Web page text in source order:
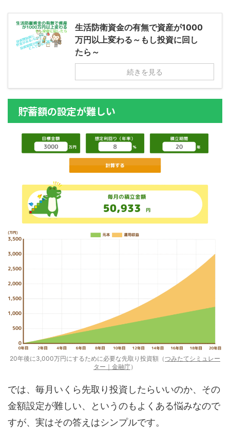
生活防衛資金の有無で資産が1000
万円以上変わる～もし投資に回し
たら～
続きを見る
貯蓄額の設定が難しい
20年後に3,000万円にするために必要な先取り投資額（つみたてシミュレー
ター｜金融庁）
では、毎月いくら先取り投資したらいいのか、その
金額設定が難しい、というのもよくある悩みなので
すが、実はその答えはシンプルです。